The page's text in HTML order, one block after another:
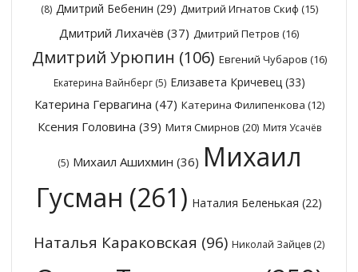
(8) Дмитрий Бебенин (29) Дмитрий Игнатов Скиф (15)
Дмитрий Лихачёв (37) Дмитрий Петров (16)
Дмитрий Урюпин (106) Евгений Чубаров (16)
Екатерина Вайнберг(5) Елизавета Кричевец(33)
Катерина Гервагина (47) Катерина Филипенкова (12)
Ксения Головина (39) Митя Смирнов (20) Митя Усачёв
(5) Михаил Ашихмин (36) Михаил
Гусман (261) Наталия Беленькая (22)
Наталья Караковская (96) Николай Зайцев (2)